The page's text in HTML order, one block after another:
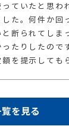
ていたと思わ
た。何件か回
断られてしま
たりしたので
を提示しても
を見る